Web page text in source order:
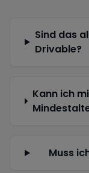
Sind das
Drivable?
Kann ich
Muss